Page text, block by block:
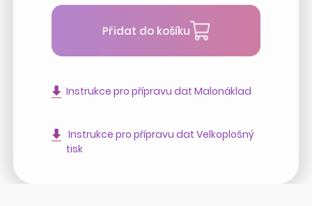
Přidat do košíku
Instrukce pro přípravu dat Malonáklad
Instrukce pro přípravu dat Velkoplošný
tisk